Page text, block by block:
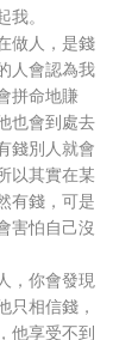
我。
做人，是錢
人會認為我
拼命地賺
也會到處去
錢別人就會
以其實在某
有錢，可是
害怕自己沒
，你會發現
只相信錢，
他享受不到